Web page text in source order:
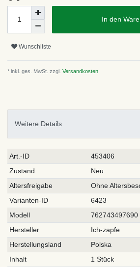
In den
Wunschliste
* inkl. ges. MwSt. zzgl. Versandkosten
Weitere Details
Technisches
Merkmal
Wert
Art.-ID
453406
Zustand
Neu
Altersfreigabe
Ohne
Varianten-ID
6423
Modell
762743497690
Hersteller
Ich-zapfe
Herstellungsland
Polska
Inhalt
1 Stück